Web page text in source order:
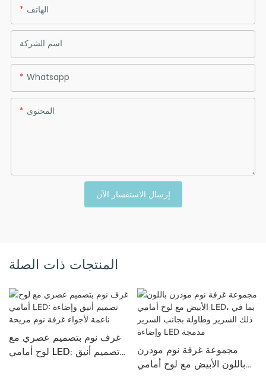
الهاتف
اسم الشركة
Whatsapp
المحتوى
إرسال الاستفسار الآن
المنتجات ذات الصلة
غرف نوم بتصميم عصري مع
لوح أمامي LED: تصميم أنيق
مجموعة غرفة نوم مودرن
باللون الأبيض مع لوح أمامي